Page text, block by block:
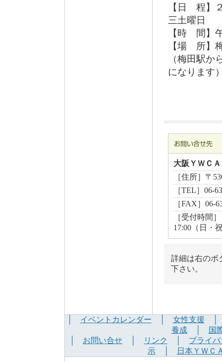
【日 程】
三土曜日
【時 間】
【場 所】
（梅田駅か
になりま
大阪ＹＷＣＡ
［住所］〒
［TEL］06-
［FAX］06-
［受付時間
17:00（日・
詳細は右のボ
下さい。
イベントカレンダー 女性支援
養成│
国
お問い合せ リンク
プライ
示│ 日本ＹＷＣ